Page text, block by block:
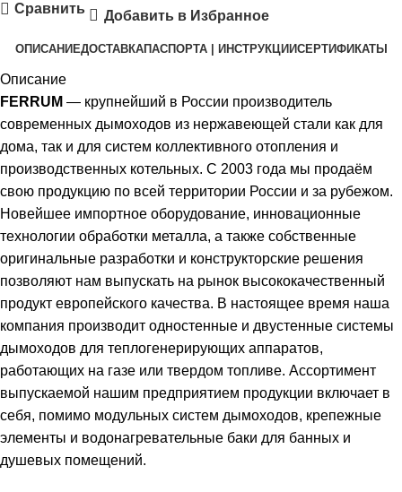
Сравнить Добавить в Избранное
ОПИСАНИЕДОСТАВКАПАСПОРТА | ИНСТРУКЦИИСЕРТИФИКАТЫ
Описание
FERRUM — крупнейший в России производитель
современных дымоходов из нержавеющей стали как для
дома, так и для систем коллективного отопления и
производственных котельных. С 2003 года мы продаём
свою продукцию по всей территории России и за рубежом.
Новейшее импортное оборудование, инновационные
технологии обработки металла, а также собственные
оригинальные разработки и конструкторские решения
позволяют нам выпускать на рынок высококачественный
продукт европейского качества. В настоящее время наша
компания производит одностенные и двустенные системы
дымоходов для теплогенерирующих аппаратов,
работающих на газе или твердом топливе. Ассортимент
выпускаемой нашим предприятием продукции включает в
себя, помимо модульных систем дымоходов, крепежные
элементы и водонагревательные баки для банных и
душевых помещений.